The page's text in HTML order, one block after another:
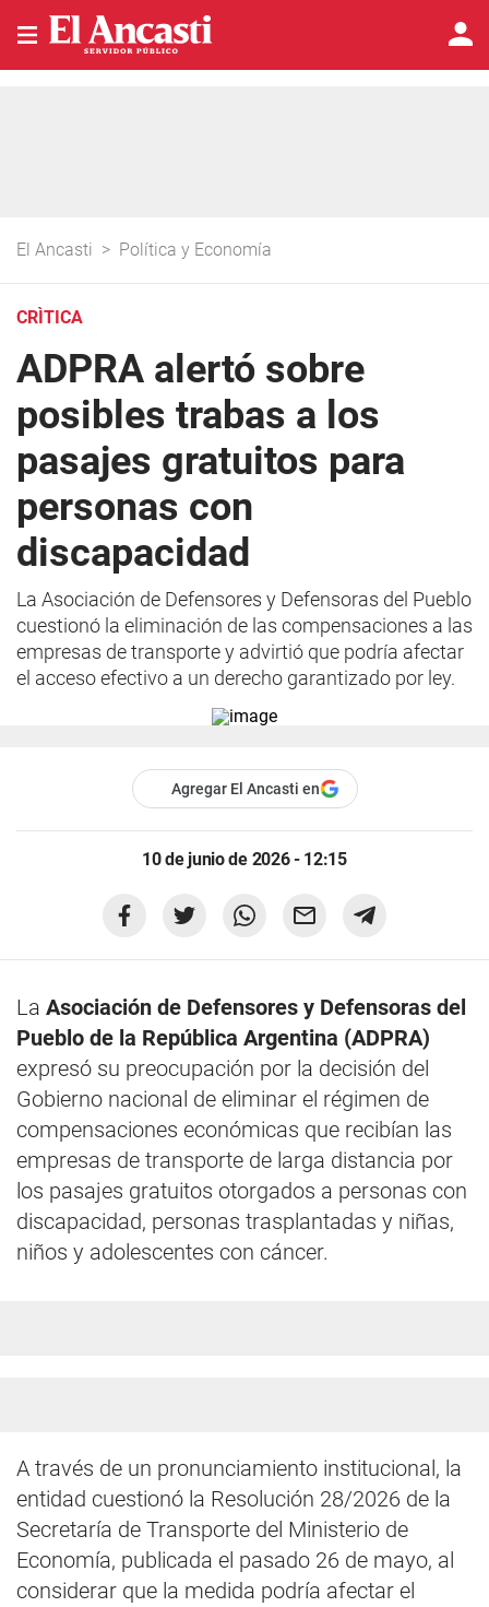
El Ancasti > Política y Economía
CRÌTICA
ADPRA alertó sobre
posibles trabas a los
pasajes gratuitos para
personas con
discapacidad
La Asociación de Defensores y Defensoras del Pueblo
cuestionó la eliminación de las compensaciones a las
empresas de transporte y advirtió que podría afectar
el acceso efectivo a un derecho garantizado por ley.
Agregar El Ancasti en
10 de junio de 2026 - 12:15
La Asociación de Defensores y Defensoras del
Pueblo de la República Argentina (ADPRA)
expresó su preocupación por la decisión del
Gobierno nacional de eliminar el régimen de
compensaciones económicas que recibían las
empresas de transporte de larga distancia por
los pasajes gratuitos otorgados a personas con
discapacidad, personas trasplantadas y niñas,
niños y adolescentes con cáncer.
A través de un pronunciamiento institucional, la
entidad cuestionó la Resolución 28/2026 de la
Secretaría de Transporte del Ministerio de
Economía, publicada el pasado 26 de mayo, al
considerar que la medida podría afectar el